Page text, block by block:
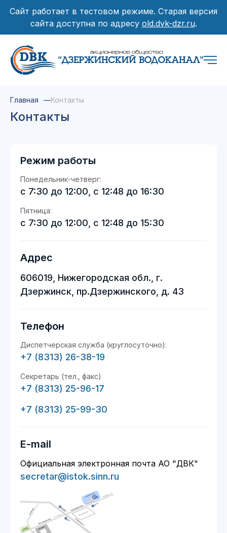
Сайт работает в тестовом режиме. Старая версия
сайта доступна по адресу old.dvk-dzr.ru.
Главная Контакты
Контакты
Режим работы
Понедельник-четверг:
с 7:30 до 12:00, с 12:48 до 16:30
Пятница:
с 7:30 до 12:00, с 12:48 до 15:30
Адрес
606019, Нижегородская обл., г.
Дзержинск, пр.Дзержинского, д. 43
Телефон
Диспетчерская служба (круглосуточно):
+7 (8313) 26-38-19
Секретарь (тел., факс)
+7 (8313) 25-96-17
+7 (8313) 25-99-30
E-mail
Официальная электронная почта АО "ДВК"
secretar@istok.sinn.ru